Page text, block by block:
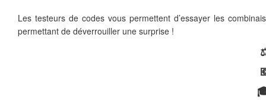
Les testeurs de codes vous permettent d’essayer les
permettant de déverrouiller une surprise !